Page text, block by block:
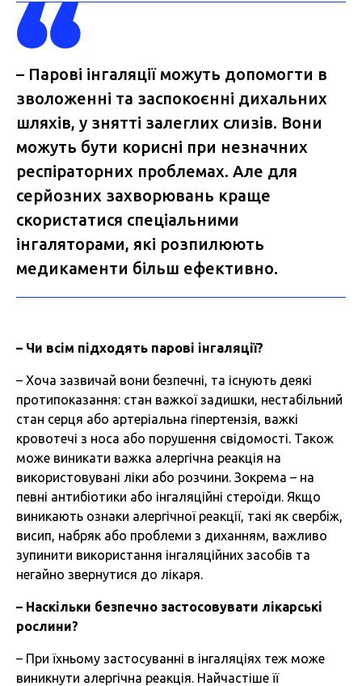
– Парові інгаляції можуть допомогти в
зволоженні та заспокоєнні дихальних
шляхів, у знятті залеглих слизів. Вони
можуть бути корисні при незначних
респіраторних проблемах. Але для
серйозних захворювань краще
скористатися спеціальними
інгаляторами, які розпилюють
медикаменти більш ефективно.
– Чи всім підходять парові інгаляції?
– Хоча зазвичай вони безпечні, та існують деякі
протипоказання: стан важкої задишки, нестабільний
стан серця або артеріальна гіпертензія, важкі
кровотечі з носа або порушення свідомості. Також
може виникати важка алергічна реакція на
використовувані ліки або розчини. Зокрема – на
певні антибіотики або інгаляційні стероїди. Якщо
виникають ознаки алергічної реакції, такі як свербіж,
висип, набряк або проблеми з диханням, важливо
зупинити використання інгаляційних засобів та
негайно звернутися до лікаря.
– Наскільки безпечно застосовувати лікарські
рослини?
– При їхньому застосуванні в інгаляціях теж може
виникнути алергічна реакція. Найчастіше її